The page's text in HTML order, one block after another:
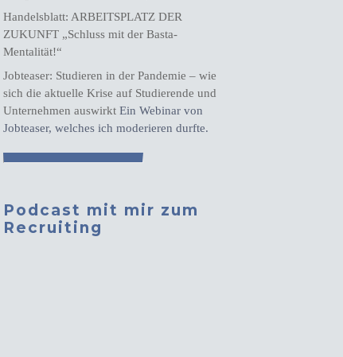
Handelsblatt: ARBEITSPLATZ DER
ZUKUNFT „Schluss mit der Basta-
Mentalität!“
Jobteaser: Studieren in der Pandemie – wie
sich die aktuelle Krise auf Studierende und
Unternehmen auswirkt Ein Webinar von
Jobteaser, welches ich moderieren durfte.
Podcast mit mir zum
Recruiting